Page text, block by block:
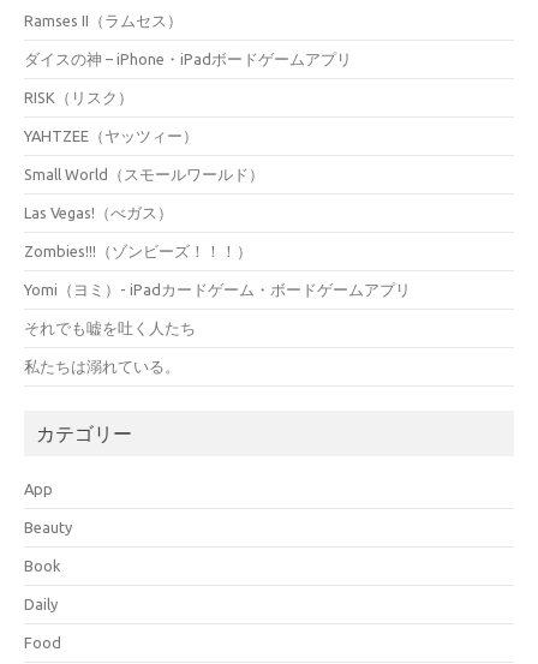
Ramses II（ラムセス）
ダイスの神 – iPhone・iPadボードゲームアプリ
RISK（リスク）
YAHTZEE（ヤッツィー）
Small World（スモールワールド）
Las Vegas!（べガス）
Zombies!!!（ゾンビーズ！！！）
Yomi（ヨミ）- iPadカードゲーム・ボードゲームアプリ
それでも嘘を吐く人たち
私たちは溺れている。
カテゴリー
App
Beauty
Book
Daily
Food